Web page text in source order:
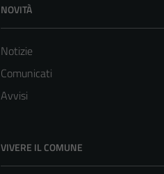
NOVITÀ
Notizie
Comunicati
Avvisi
VIVERE IL COMUNE